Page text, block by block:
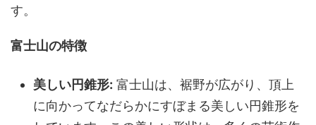
す。
富士山の特徴
美しい円錐形: 富士山は、裾野が広がり、頂上
に向かってなだらかにすぼまる美しい円錐形を